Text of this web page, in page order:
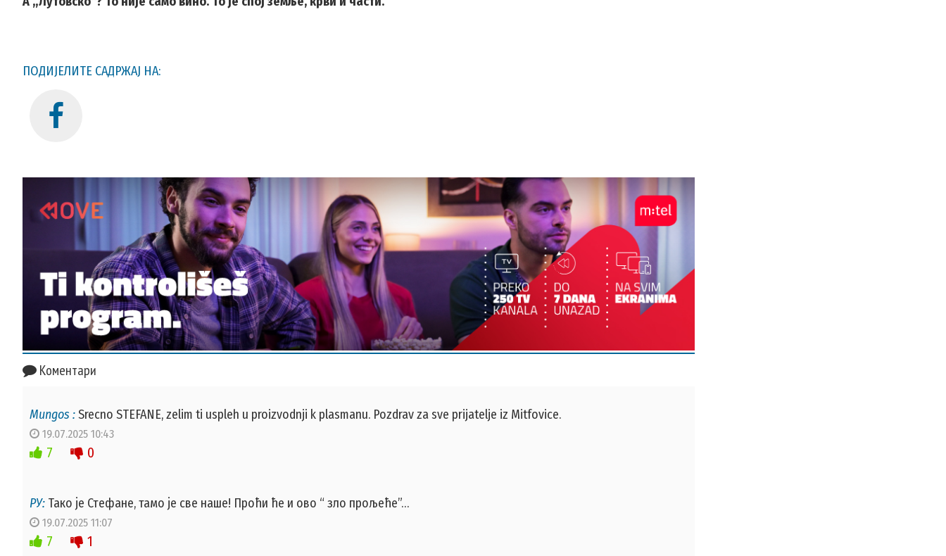
ПОДИЈЕЛИТЕ САДРЖАЈ НА:
Коментари
Mungos :Srecno STEFANE, zelim ti uspleh u proizvodnji k plasmanu. Pozdrav za sve prijatelje iz Mitfovice.
19.07.2025 10:43
7 0
РУ: Тако је Стефане, тамо је све наше! Проћи ће и ово “ зло прољеће”…
19.07.2025 11:07
7 1